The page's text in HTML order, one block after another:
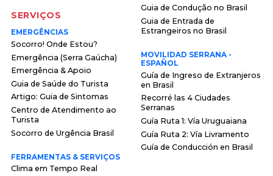
SERVIÇOS
EMERGÊNCIAS
Socorro! Onde Estou?
Emergência (Serra Gaúcha)
Emergência & Apoio
Guia de Saúde do Turista
Artigo: Guia de Sintomas
Centro de Atendimento ao
Turista
Socorro de Urgência Brasil
FERRAMENTAS & SERVIÇOS
Clima em Tempo Real
Guia de Condução no Brasil
Guia de Entrada de
Estrangeiros no Brasil
MOVILIDAD SERRANA -
ESPAÑOL
Guía de Ingreso de Extranjeros
en Brasil
Recorré las 4 Ciudades
Serranas
Guía Ruta 1: Vía Uruguaiana
Guía Ruta 2: Vía Livramento
Guía de Conducción en Brasil